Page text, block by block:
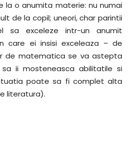
la o anumita materie: nu numai
de la copil; uneori, char parintii
exceleze intr-un anumit
care ei insisi exceleaza – de
de matematica se va astepta
ii mosteneasca abilitatile si
poate sa fi complet alta
literatura).